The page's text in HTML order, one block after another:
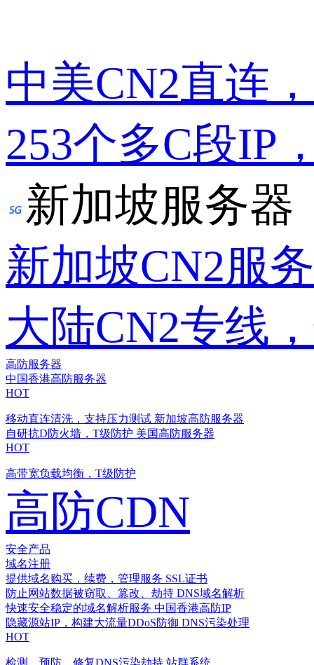
中美CN2直连
253个多C段IP
新加坡服务器
新加坡CN2服
大陆CN2专线
高防服务器
中国香港高防服务器
HOT
移动直连清洗，支持压力测试 新加坡高防服务器
自研抗D防火墙，T级防护 美国高防服务器
HOT
高带宽负载均衡，T级防护
高防CDN
安全产品
域名注册
提供域名购买，续费，管理服务 SSL证书
防止网站数据被窃取、篡改、劫持 DNS域名解析
快速安全稳定的域名解析服务 中国香港高防IP
隐藏源站IP，构建大流量DDoS防御 DNS污染处理
HOT
检测、预防、修复DNS污染劫持 站群系统